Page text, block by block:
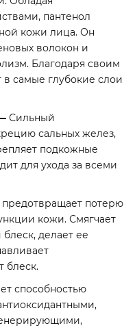
пантенол
кожи лица. Он
волокон и
Благодаря своим
в самые глубокие слои
Сильный
сальных желез,
подкожные
для ухода за всеми
предотвращает потерю
кожи. Смягчает
делает ее
блеск.
способностью